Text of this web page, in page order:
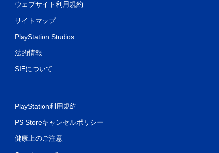
ウェブサイト利用規約
サイトマップ
PlayStation Studios
法的情報
SIEについて
PlayStation利用規約
PS Storeキャンセルポリシー
健康上のご注意